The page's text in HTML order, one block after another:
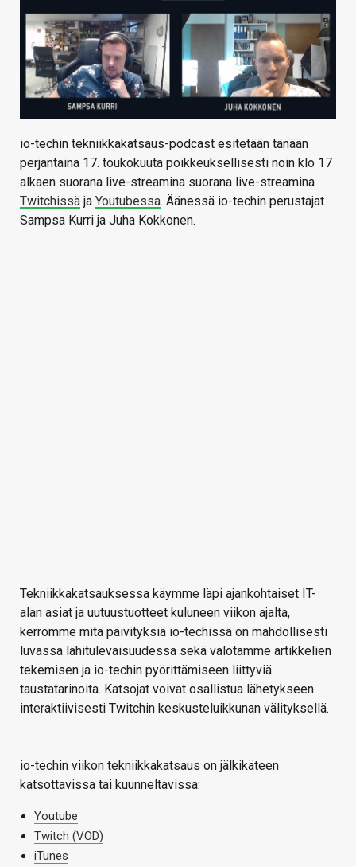
HAKU
io-techin tekniikkakatsaus-podcast esitetään tänään
perjantaina 17. toukokuuta poikkeuksellisesti noin klo 17
alkaen suorana live-streamina suorana live-streamina
Twitchissä ja Youtubessa. Äänessä io-techin perustajat
Sampsa Kurri ja Juha Kokkonen.
Tekniikkakatsauksessa käymme läpi ajankohtaiset IT-
alan asiat ja uutuustuotteet kuluneen viikon ajalta,
kerromme mitä päivityksiä io-techissä on mahdollisesti
luvassa lähitulevaisuudessa sekä valotamme artikkelien
tekemisen ja io-techin pyörittämiseen liittyviä
taustatarinoita. Katsojat voivat osallistua lähetykseen
interaktiivisesti Twitchin keskusteluikkunan välityksellä.
io-techin viikon tekniikkakatsaus on jälkikäteen
katsottavissa tai kuunneltavissa:
Youtube
Twitch (VOD)
iTunes